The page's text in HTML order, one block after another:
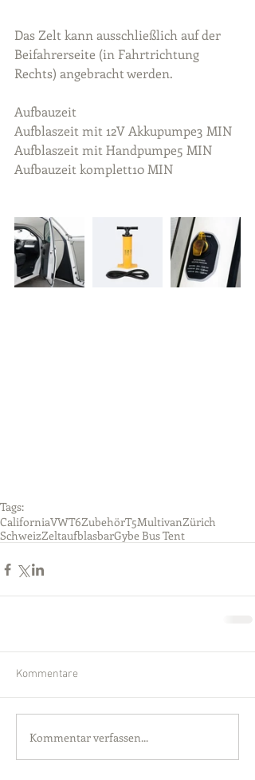
Das Zelt kann ausschließlich auf der
Beifahrerseite (in Fahrtrichtung
Rechts) angebracht werden.
Aufbauzeit
Aufblaszeit mit 12V Akkupumpe3 MIN
Aufblaszeit mit Handpumpe5 MIN
Aufbauzeit komplett10 MIN
Tags:
CaliforniaVWT6ZubehörT5MultivanZürich
SchweizZeltaufblasbarGybe Bus Tent
Kommentare
Kommentar verfassen...